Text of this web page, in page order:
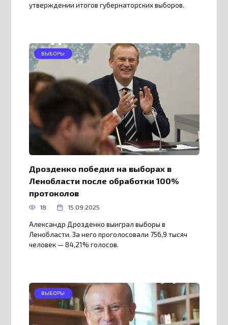
утверждении итогов губернаторских выборов.
ВЫБОРЫ
Дрозденко победил на выборах в
Ленобласти после обработки 100%
протоколов
18 15.09.2025
Александр Дрозденко выиграл выборы в
Ленобласти. За него проголосовали 756,9 тысяч
человек — 84,21% голосов.
ВЫБОРЫ